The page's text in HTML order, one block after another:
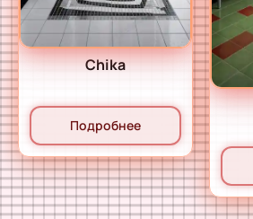
Chika
Подробнее